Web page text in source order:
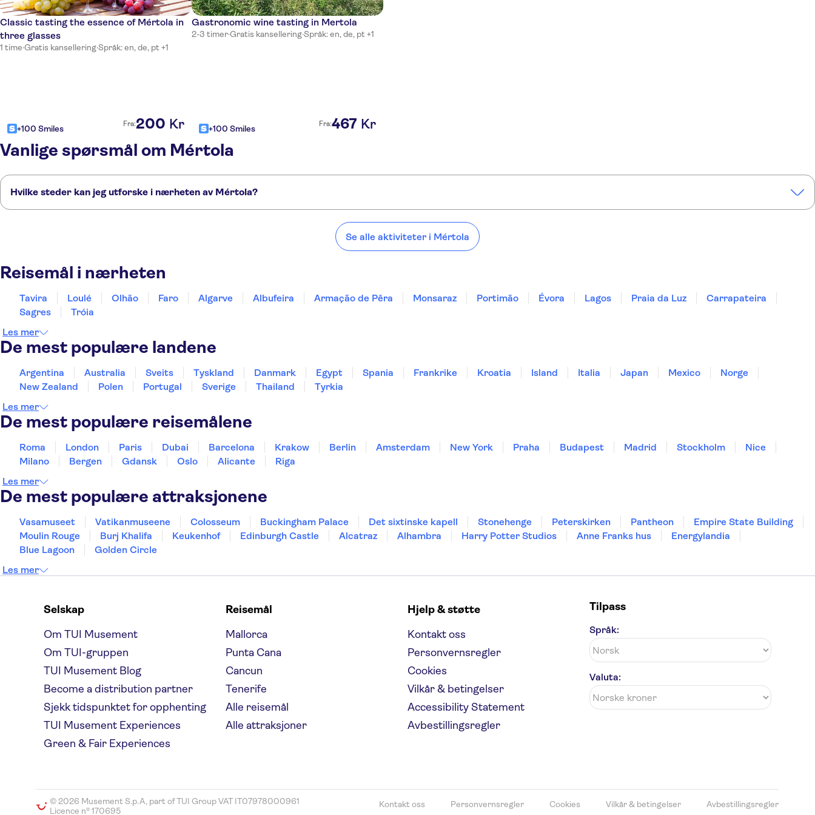
Classic tasting the essence of Mértola in
three glasses
1 time·Gratis kansellering·Språk: en, de, pt +1
+100 Smiles Fra:200 Kr
Gastronomic wine tasting in Mertola
2-3 timer·Gratis kansellering·Språk: en, de, pt +1
+100 Smiles Fra:467 Kr
Vanlige spørsmål om Mértola
Hvilke steder kan jeg utforske i nærheten av Mértola?
Se alle aktiviteter i Mértola
Reisemål i nærheten
Tavira Loulé Olhão Faro Algarve Albufeira Armação de Pêra Monsaraz Portimão Évora Lagos Praia da Luz
Carrapateira
Sagres
Tróia
Les mer
De mest populære landene
Argentina Australia Sveits Tyskland Danmark Egypt Spania Frankrike Kroatia Island Italia Japan Mexico
Norge
New Zealand
Polen Portugal Sverige Thailand
Tyrkia
Les mer
De mest populære reisemålene
Roma London Paris Dubai Barcelona Krakow Berlin Amsterdam New York Praha Budapest Madrid Stockholm
Nice
Milano
Bergen Gdansk Oslo Alicante
Riga
Les mer
De mest populære attraksjonene
Vasamuseet Vatikanmuseene Colosseum Buckingham Palace Det sixtinske kapell Stonehenge Peterskirken Pantheon
Empire State Building
Moulin Rouge
Burj Khalifa Keukenhof Edinburgh Castle Alcatraz Alhambra Harry Potter Studios Anne Franks hus
Energylandia
Blue Lagoon
Golden Circle
Les mer
Selskap
Om TUI Musement
Om TUI-gruppen
TUI Musement Blog
Become a distribution partner
Sjekk tidspunktet for opphenting
TUI Musement Experiences
Green & Fair Experiences
Reisemål
Mallorca
Punta Cana
Cancun
Tenerife
Alle reisemål
Alle attraksjoner
Hjelp & støtte
Kontakt oss
Personvernsregler
Cookies
Vilkår & betingelser
Accessibility Statement
Avbestillingsregler
Tilpass
Språk:
Valuta:
© 2026 Musement S.p.A, part of TUI Group VAT IT07978000961
Licence nº 170695
Kontakt oss Personvernsregler Cookies Vilkår & betingelser Avbestillingsregler